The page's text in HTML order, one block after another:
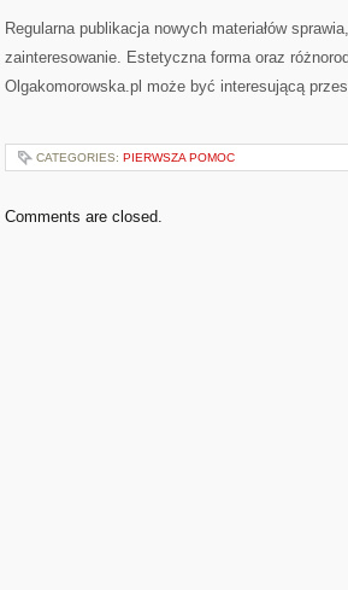
Regularna publikacja nowych materiałów
zainteresowanie. Estetyczna forma oraz
Olgakomorowska.pl może być interesującą
CATEGORIES: PIERWSZA POMOC
Comments are closed.